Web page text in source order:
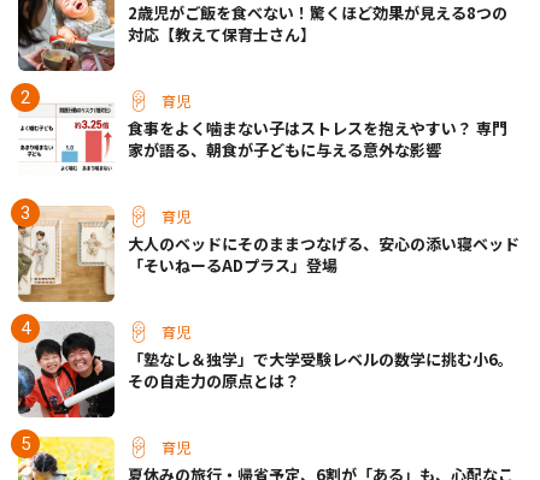
2歳児がご飯を食べない！驚くほど効果が見える8つの
対応【教えて保育士さん】
育児
食事をよく噛まない子はストレスを抱えやすい？ 専門
家が語る、朝食が子どもに与える意外な影響
育児
大人のベッドにそのままつなげる、安心の添い寝ベッド
「そいねーるADプラス」登場
育児
「塾なし＆独学」で大学受験レベルの数学に挑む小6。
その自走力の原点とは？
育児
夏休みの旅行・帰省予定、6割が「ある」も、心配なこ